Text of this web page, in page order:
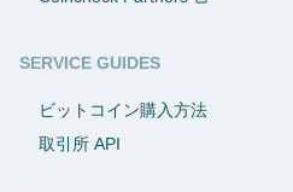
SERVICE GUIDES
ビットコイン購入方法
取引所 API